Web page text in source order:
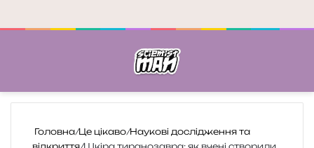
Головна/Це цікаво/Наукові дослідження та